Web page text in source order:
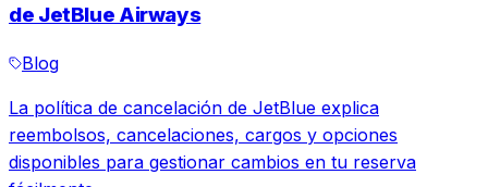
de JetBlue Airways
Blog
La política de cancelación de JetBlue explica
reembolsos, cancelaciones, cargos y opciones
disponibles para gestionar cambios en tu reserva